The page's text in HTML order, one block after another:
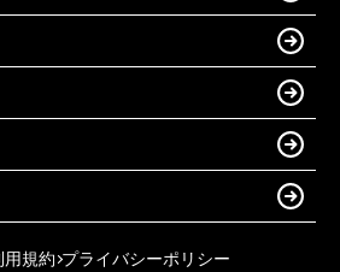
用規約 プライバシーポリシー